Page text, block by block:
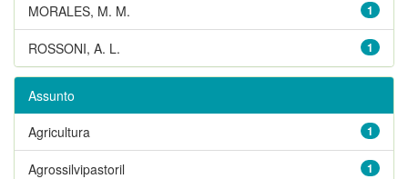
1
MORALES, M. M.
1
ROSSONI, A. L.
Assunto
1
Agricultura
1
Agrossilvipastoril